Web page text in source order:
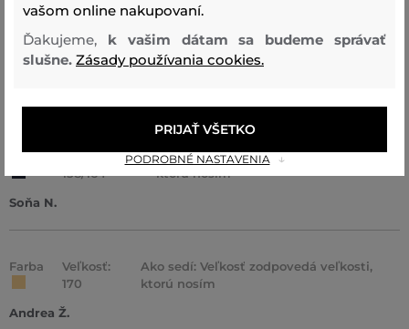
Veľkosť je o niečo väčšia ako
Veľkosť je oveľa väčšia ako
Farba
Veľkosť:
158/164
Ako sedí: Veľkosť zodpovedá veľkosti,
ktorú nosím
Soňa N.
Farba
Veľkosť:
170
Ako sedí: Veľkosť zodpovedá veľkosti,
ktorú nosím
Andrea Ž.
vašom online nakupovaní.
Ďakujeme, k vašim dátam sa budeme správať
slušne. Zásady používania cookies.
PODROBNÉ NASTAVENIA
PRIJAŤ VŠETKO